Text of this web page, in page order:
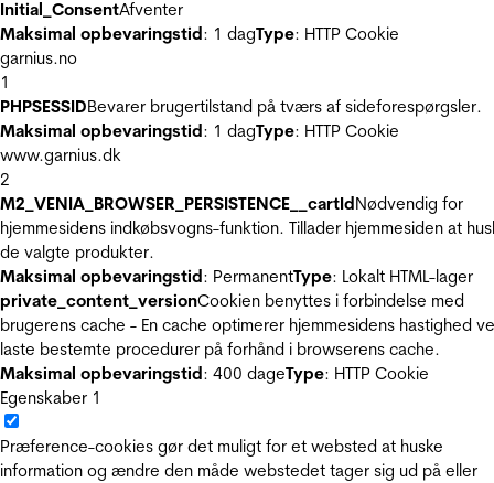
Initial_ConsentAfventer
Maksimal opbevaringstid: 1 dagType: HTTP Cookie
garnius.no
1
PHPSESSIDBevarer brugertilstand på tværs af sideforespørgsler.
Maksimal opbevaringstid: 1 dagType: HTTP Cookie
www.garnius.dk
2
M2_VENIA_BROWSER_PERSISTENCE__cartIdNødvendig for
hjemmesidens indkøbsvogns-funktion. Tillader hjemmesiden at
de valgte produkter.
Maksimal opbevaringstid: PermanentType: Lokalt HTML-lager
private_content_versionCookien benyttes i forbindelse med
brugerens cache - En cache optimerer hjemmesidens hastighed
laste bestemte procedurer på forhånd i browserens cache.
Maksimal opbevaringstid: 400 dageType: HTTP Cookie
Egenskaber 1
Præference-cookies gør det muligt for et websted at huske
information og ændre den måde webstedet tager sig ud på eller